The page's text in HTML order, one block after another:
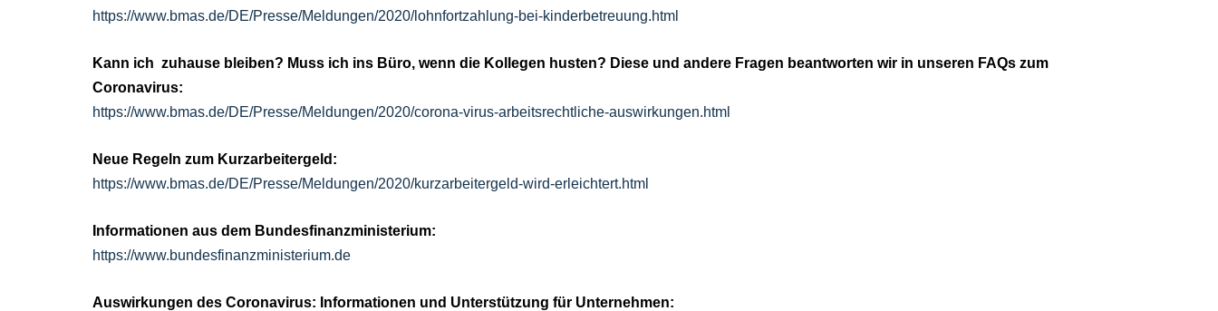
https://www.bmas.de/DE/Presse/Meldungen/2020/lohnfortzahlung-bei-kinderbetreuung.html
Kann ich zuhause bleiben? Muss ich ins Büro, wenn die Kollegen husten? Diese und andere Fragen beantworten wir in unseren FAQs zum
Coronavirus:
https://www.bmas.de/DE/Presse/Meldungen/2020/corona-virus-arbeitsrechtliche-auswirkungen.html
Neue Regeln zum Kurzarbeitergeld:
https://www.bmas.de/DE/Presse/Meldungen/2020/kurzarbeitergeld-wird-erleichtert.html
Informationen aus dem Bundesfinanzministerium:
https://www.bundesfinanzministerium.de
Auswirkungen des Coronavirus: Informationen und Unterstützung für Unternehmen: